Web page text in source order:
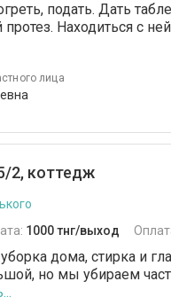
подать. Дать
протез. Находиться с
лица
2, коттедж
1000 тнг/выход
дома, стирка и
но мы убираем